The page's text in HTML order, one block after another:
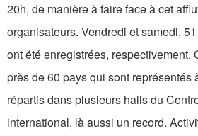
20h, de manière à faire face à cet
organisateurs. Vendredi et samedi,
ont été enregistrées, respectivement.
près de 60 pays qui sont représentés
répartis dans plusieurs halls du
international, là aussi un record.